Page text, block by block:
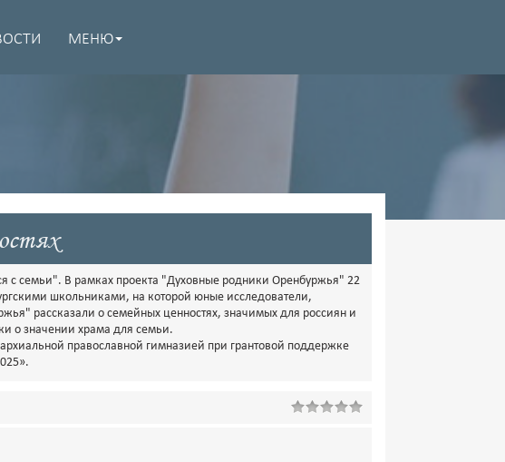
МЕНЮ
с семьи". В рамках проекта "Духовные родники Оренбуржья" 22
школьниками, на которой юные исследователи,
рассказали о семейных ценностях, значимых для россиян и
о значении храма для семьи.
православной гимназией при грантовой поддержке